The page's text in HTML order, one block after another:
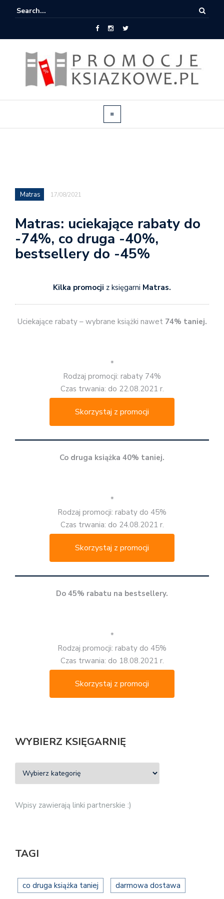
Matras 17/08/2021
Matras: uciekające rabaty do
-74%, co druga -40%,
bestsellery do -45%
Kilka promocji z księgarni Matras.
Uciekające rabaty – wybrane książki nawet 74% taniej.
*
Rodzaj promocji: rabaty 74%
Czas trwania: do 22.08.2021 r.
Skorzystaj z promocji
Co druga książka 40% taniej.
*
Rodzaj promocji: rabaty do 45%
Czas trwania: do 24.08.2021 r.
Skorzystaj z promocji
Do 45% rabatu na bestsellery.
*
Rodzaj promocji: rabaty do 45%
Czas trwania: do 18.08.2021 r.
Skorzystaj z promocji
WYBIERZ KSIĘGARNIĘ
Wpisy zawierają linki partnerskie :)
TAGI
co druga książka taniej darmowa dostawa